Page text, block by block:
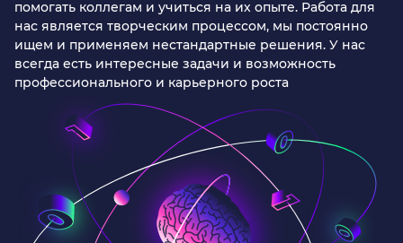
помогать коллегам и учиться на их опыте. Работа для
нас является творческим процессом, мы постоянно
ищем и применяем нестандартные решения. У нас
всегда есть интересные задачи и возможность
профессионального и карьерного роста